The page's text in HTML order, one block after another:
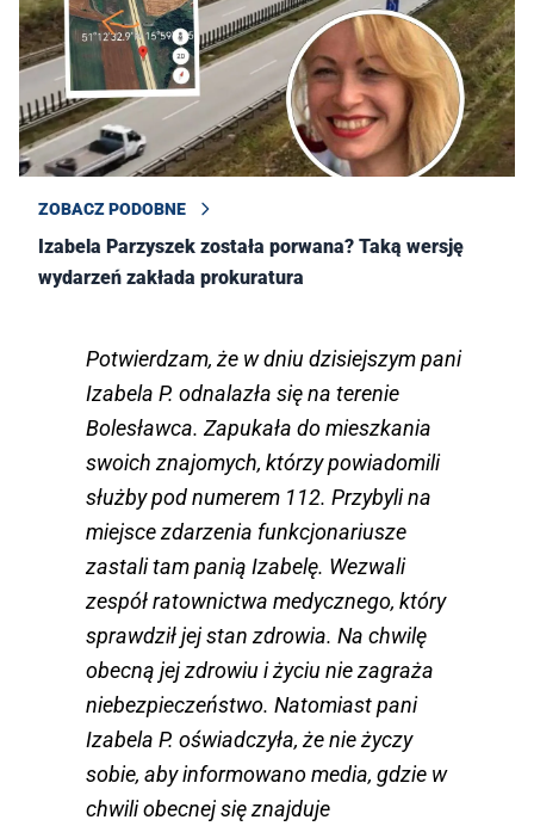
ZOBACZ PODOBNE
Izabela Parzyszek została porwana? Taką wersję
wydarzeń zakłada prokuratura
Potwierdzam, że w dniu dzisiejszym pani
Izabela P. odnalazła się na terenie
Bolesławca. Zapukała do mieszkania
swoich znajomych, którzy powiadomili
służby pod numerem 112. Przybyli na
miejsce zdarzenia funkcjonariusze
zastali tam panią Izabelę. Wezwali
zespół ratownictwa medycznego, który
sprawdził jej stan zdrowia. Na chwilę
obecną jej zdrowiu i życiu nie zagraża
niebezpieczeństwo. Natomiast pani
Izabela P. oświadczyła, że nie życzy
sobie, aby informowano media, gdzie w
chwili obecnej się znajduje